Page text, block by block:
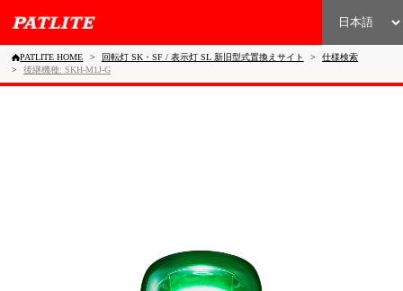
PATLITE HOME 回転灯 SK・SF / 表示灯 SL 新旧型式置換えサイト
仕様検索
後継機種: SKH-M1J-G